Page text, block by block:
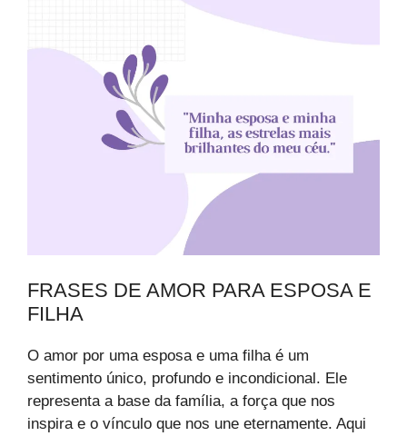
FRASES DE AMOR PARA ESPOSA E
FILHA
O amor por uma esposa e uma filha é um
sentimento único, profundo e incondicional. Ele
representa a base da família, a força que nos
inspira e o vínculo que nos une eternamente. Aqui